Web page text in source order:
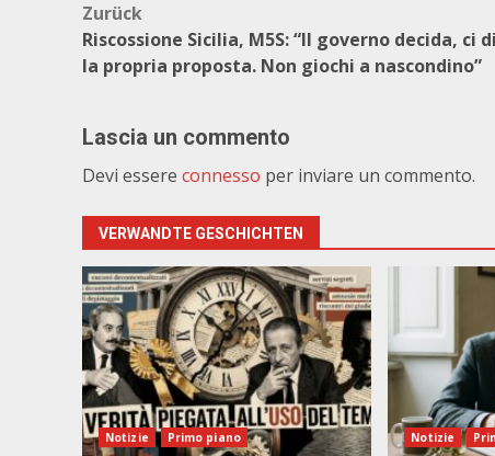
Beitragsnavigation
Zurück
Riscossione Sicilia, M5S: “Il governo decida, ci
la propria proposta. Non giochi a nascondino”
Lascia un commento
Devi essere connesso per inviare un commento.
VERWANDTE GESCHICHTEN
Notizie Primo piano Notizie